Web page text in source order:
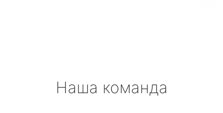
Наша команда